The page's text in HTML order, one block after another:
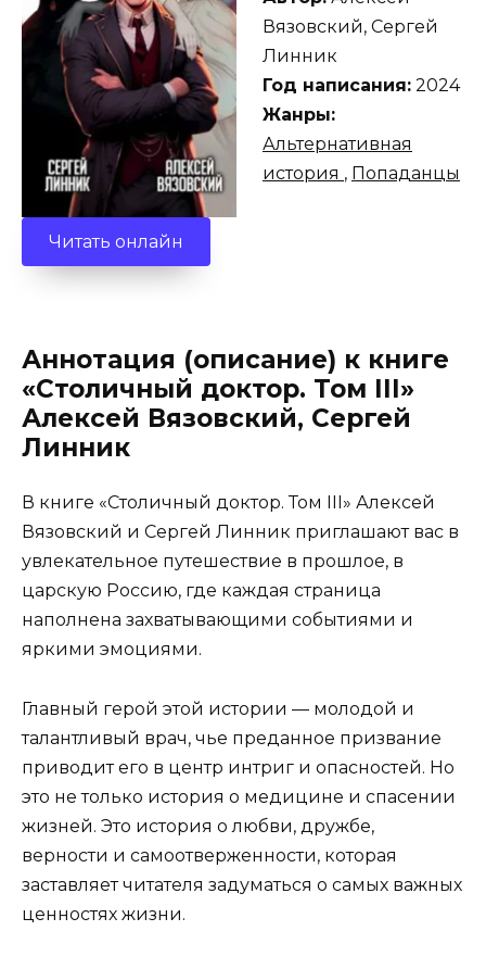
Вязовский, Сергей
Линник
Год написания: 2024
Жанры:
Альтернативная
история , Попаданцы
Читать онлайн
Аннотация (описание) к книге
«Столичный доктор. Том III»
Алексей Вязовский, Сергей
Линник
В книге «Столичный доктор. Том III» Алексей
Вязовский и Сергей Линник приглашают вас в
увлекательное путешествие в прошлое, в
царскую Россию, где каждая страница
наполнена захватывающими событиями и
яркими эмоциями.
Главный герой этой истории — молодой и
талантливый врач, чье преданное призвание
приводит его в центр интриг и опасностей. Но
это не только история о медицине и спасении
жизней. Это история о любви, дружбе,
верности и самоотверженности, которая
заставляет читателя задуматься о самых важных
ценностях жизни.